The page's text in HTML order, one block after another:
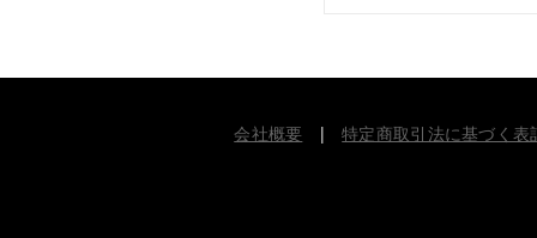
会社概要 |特定商取引法に基づく表